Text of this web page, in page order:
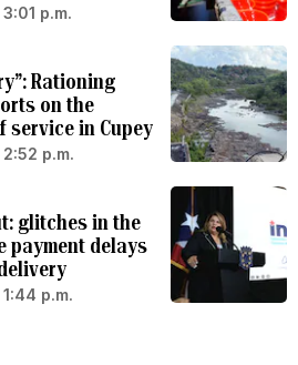
p.m.
Rationing
on the
in Cupey
p.m.
glitches in the
payment delays
p.m.